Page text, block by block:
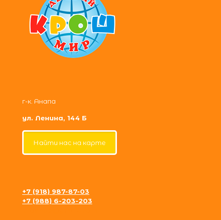
г-к. Анапа
ул. Ленина, 144 Б
Найти нас на карте
+7 (918) 987-87-03
+7 (988) 6-203-203